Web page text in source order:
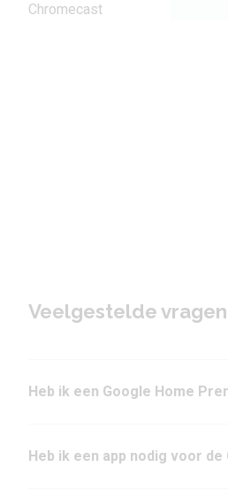
Veelgestelde vragen
Heb ik een Google Home
Heb ik een app nodig voor de